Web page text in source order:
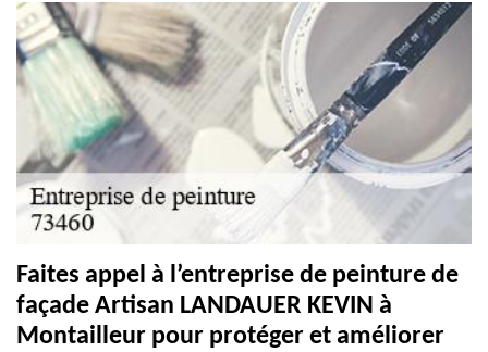
Faites appel à l’entreprise de peinture de
façade Artisan LANDAUER KEVIN à
Montailleur pour protéger et améliorer